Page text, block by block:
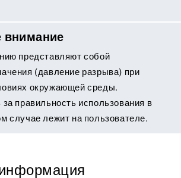
внимание
представляют собой
(давление разрыва) при
окружающей среды.
правильность использования в
случае лежит на пользователе.